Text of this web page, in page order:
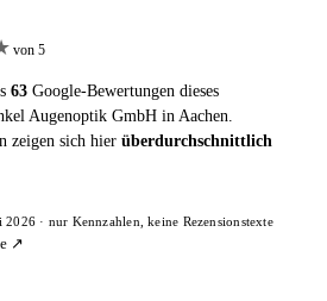
von 5
63 Google-Bewertungen dieses
Augenoptik GmbH in Aachen.
zeigen sich hier überdurchschnittlich
· nur Kennzahlen, keine Rezensionstexte
↗